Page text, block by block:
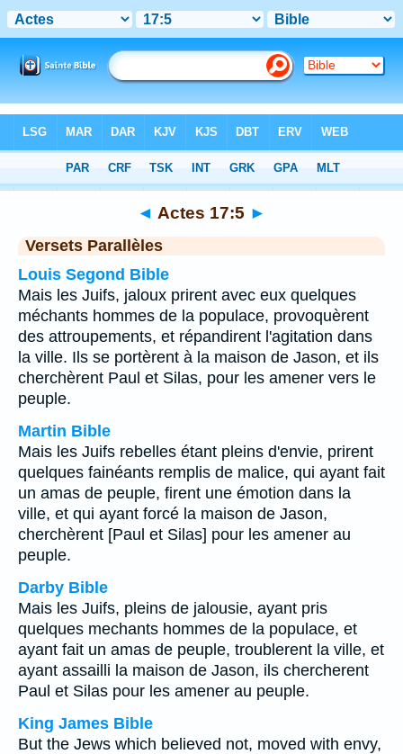
Chapitre 17> Verset 5
◄ Actes 17:5 ►
Versets Parallèles
Louis Segond Bible
Mais les Juifs, jaloux prirent avec eux quelques
méchants hommes de la populace, provoquèrent
des attroupements, et répandirent l'agitation dans
la ville. Ils se portèrent à la maison de Jason, et ils
cherchèrent Paul et Silas, pour les amener vers le
peuple.
Martin Bible
Mais les Juifs rebelles étant pleins d'envie, prirent
quelques fainéants remplis de malice, qui ayant fait
un amas de peuple, firent une émotion dans la
ville, et qui ayant forcé la maison de Jason,
cherchèrent [Paul et Silas] pour les amener au
peuple.
Darby Bible
Mais les Juifs, pleins de jalousie, ayant pris
quelques mechants hommes de la populace, et
ayant fait un amas de peuple, troublerent la ville, et
ayant assailli la maison de Jason, ils chercherent
Paul et Silas pour les amener au peuple.
King James Bible
But the Jews which believed not, moved with envy,